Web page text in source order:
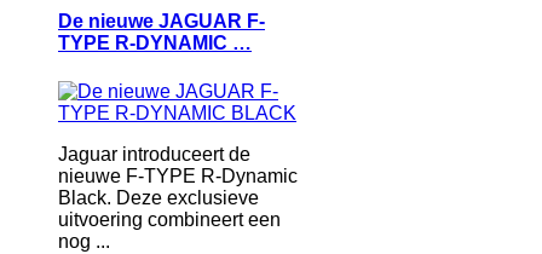
De nieuwe JAGUAR F-
TYPE R-DYNAMIC …
Jaguar introduceert de
nieuwe F-TYPE R-Dynamic
Black. Deze exclusieve
uitvoering combineert een
nog ...